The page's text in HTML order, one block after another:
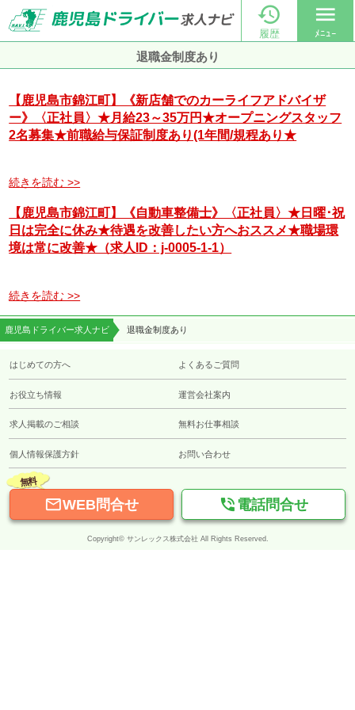

履歴
menu
ﾒﾆｭｰ
退職金制度あり
【鹿児島市錦江町】《新店舗でのカーライフアドバイザ
ー》〈正社員〉★月給23～35万円★オープニングスタッフ
2名募集★前職給与保証制度あり(1年間/規程あり★
続きを読む >>
【鹿児島市錦江町】《自動車整備士》〈正社員〉★日曜･祝
日は完全に休み★待遇を改善したい方へおススメ★職場環
境は常に改善★（求人ID：j-0005-1-1）
続きを読む >>
鹿児島ドライバー求人ナビ 退職金制度あり
はじめての方へ よくあるご質問
お役立ち情報 運営会社案内
求人掲載のご相談 無料お仕事相談
個人情報保護方針 お問い合わせ
無料
WEB問合せ  電話問合せ
Copyright© サンレックス株式会社 All Rights Reserved.